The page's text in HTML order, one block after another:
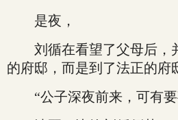
是夜，
刘循在看望了父母后，
的府邸，而是到了法正的府
“公子深夜前来，可有要